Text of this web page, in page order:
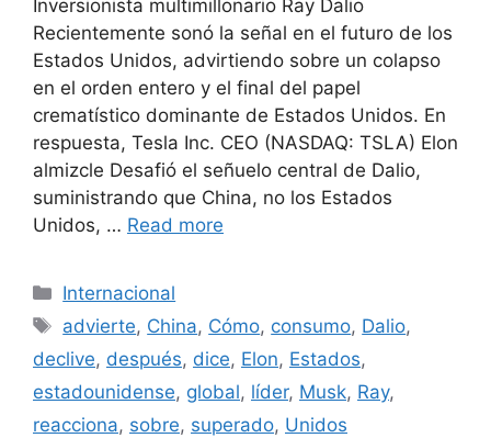
Inversionista multimillonario Ray Dalio
Recientemente sonó la señal en el futuro de los
Estados Unidos, advirtiendo sobre un colapso
en el orden entero y el final del papel
crematístico dominante de Estados Unidos. En
respuesta, Tesla Inc. CEO (NASDAQ: TSLA) Elon
almizcle Desafió el señuelo central de Dalio,
suministrando que China, no los Estados
Unidos, … Read more
Categories
Internacional
Tags
advierte, China, Cómo, consumo, Dalio,
declive, después, dice, Elon, Estados,
estadounidense, global, líder, Musk, Ray,
reacciona, sobre, superado, Unidos